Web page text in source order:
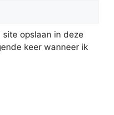
opslaan in deze
keer wanneer ik